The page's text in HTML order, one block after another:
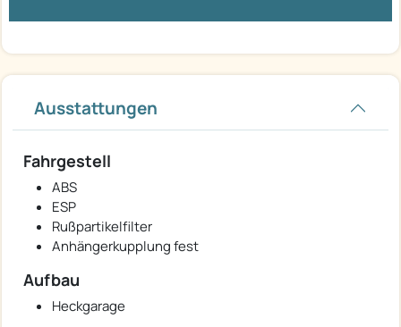
Ausstattungen
Fahrgestell
ABS
ESP
Rußpartikelfilter
Anhängerkupplung fest
Aufbau
Heckgarage